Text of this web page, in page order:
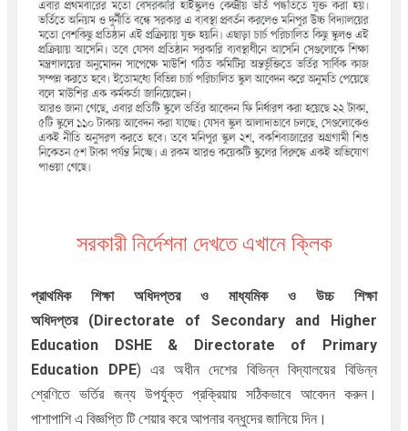
সরকারী নির্দেশনা দেখতে এখানে ক্লিক
প্রাথমিক শিক্ষা অধিদপ্তর ও মাধ্যমিক ও উচ্চ শিক্ষা
অধিদপ্তর
(Directorate of Secondary and Higher
Education DSHE & Directorate of Primary
Education DPE) এর অধীন দেশের বিভিন্ন বিদ্যালয়ের বিভিন্ন
শ্রেণিতে ভর্তিরজন্য উপর্যুক্ত প্রক্রিয়ায় সঠিকভাবে আবেদন করুন।
পাশাপাশি এ বিজ্ঞপ্তি টি শেয়ার করে আপনার বন্ধুদের জানিয়ে দিন।